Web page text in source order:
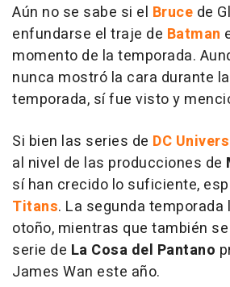
Aún no se sabe si el Bruce de
enfundarse el traje de Batman
momento de la temporada.
nunca mostró la cara durante
temporada, sí fue visto y
Si bien las series de DC
al nivel de las producciones de
sí han crecido lo suficiente,
Titans. La segunda temporada
otoño, mientras que también
serie de La Cosa del Pantano
James Wan este año.